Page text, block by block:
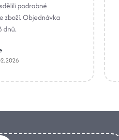
podrobné
zboží. Objednávka
dnů.